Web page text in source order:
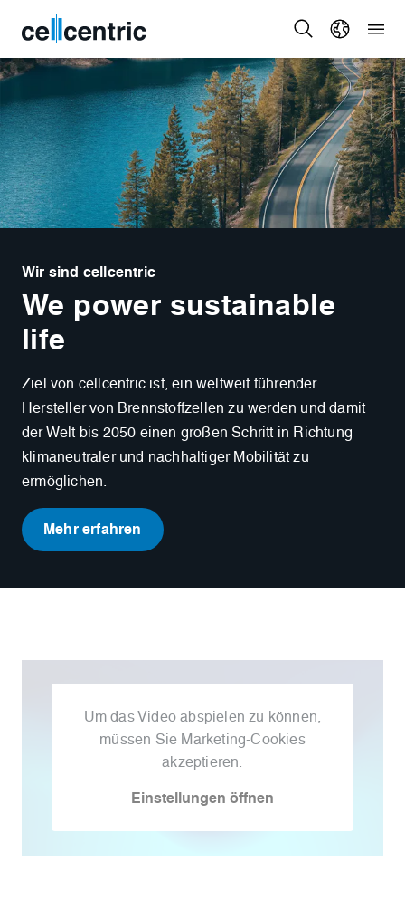
Wir sind cellcentric
We power sustainable
life
Ziel von cellcentric ist, ein weltweit führender
Hersteller von Brennstoffzellen zu werden und damit
der Welt bis 2050 einen großen Schritt in Richtung
klimaneutraler und nachhaltiger Mobilität zu
ermöglichen.
Mehr erfahren
Um das Video abspielen zu können,
müssen Sie Marketing-Cookies
akzeptieren.
Einstellungen öffnen